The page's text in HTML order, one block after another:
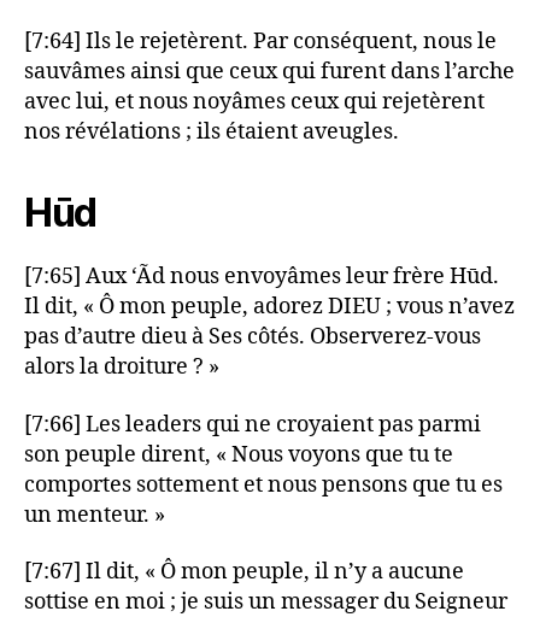
[7:64] Ils le rejetèrent. Par conséquent, nous le
sauvâmes ainsi que ceux qui furent dans l’arche
avec lui, et nous noyâmes ceux qui rejetèrent
nos révélations ; ils étaient aveugles.
Hūd
[7:65] Aux ‘Ãd nous envoyâmes leur frère Hūd.
Il dit, « Ô mon peuple, adorez DIEU ; vous n’avez
pas d’autre dieu à Ses côtés. Observerez-vous
alors la droiture ? »
[7:66] Les leaders qui ne croyaient pas parmi
son peuple dirent, « Nous voyons que tu te
comportes sottement et nous pensons que tu es
un menteur. »
[7:67] Il dit, « Ô mon peuple, il n’y a aucune
sottise en moi ; je suis un messager du Seigneur